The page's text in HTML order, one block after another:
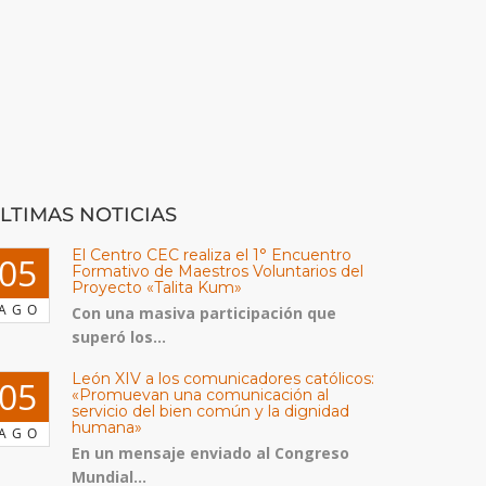
NOTICIAS
El Centro CEC realiza el 1° Encuentro
Formativo de Maestros Voluntarios del
Proyecto «Talita Kum»
Con una masiva participación que
superó los...
León XIV a los comunicadores católicos:
«Promuevan una comunicación al
servicio del bien común y la dignidad
humana»
En un mensaje enviado al Congreso
Mundial...